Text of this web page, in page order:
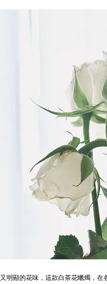
顯的花味，這款白茶花蠟燭，